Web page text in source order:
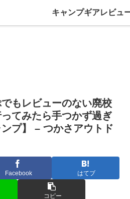
でもレビューのない廃校
てみたら手つかず過ぎ
プ】 – つかさアウトド
Facebook はてブ
コピー
キャンプギアレビュ